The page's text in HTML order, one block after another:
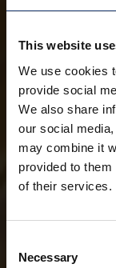
This website
We use cookies
provide social
We also share
our social
may combine it
provided to
of their services.
Selection
Necessary